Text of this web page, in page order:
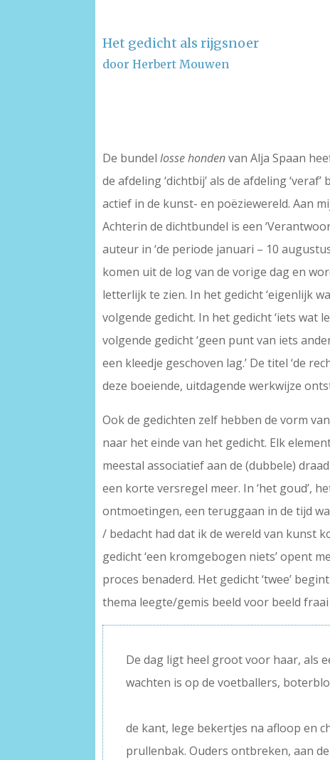
Het gedicht als rijgsnoer
door Herbert Mouwen
De bundellosse hondenvan Alja Spaan
de afdeling ‘dichtbij’ als de afdeling
actief in de kunst- en poëziewereld. Aan
Achterin de dichtbundel is een
auteur in ‘de periode januari – 10
komen uit de log van de vorige dag en
letterlijk te zien. In het gedicht ‘eigenlijk
volgende gedicht. In het gedicht ‘iets wat
volgende gedicht ‘geen punt van iets
een kleedje geschoven lag.’ De titel ‘de
deze boeiende, uitdagende werkwijze
Ook de gedichten zelf hebben de vorm
naar het einde van het gedicht. Elk
meestal associatief aan de (dubbele)
een korte versregel meer. In ‘het goud’,
ontmoetingen, een teruggaan in de tijd
/ bedacht had dat ik de wereld van kunst
gedicht ‘een kromgebogen niets’ opent
proces benaderd. Het gedicht ‘twee’
thema leegte/gemis beeld voor beeld
De dag ligt heel groot voor haar, als
wachten is op de voetballers,
de kant, lege bekertjes na afloop en
prullenbak. Ouders ontbreken, aan